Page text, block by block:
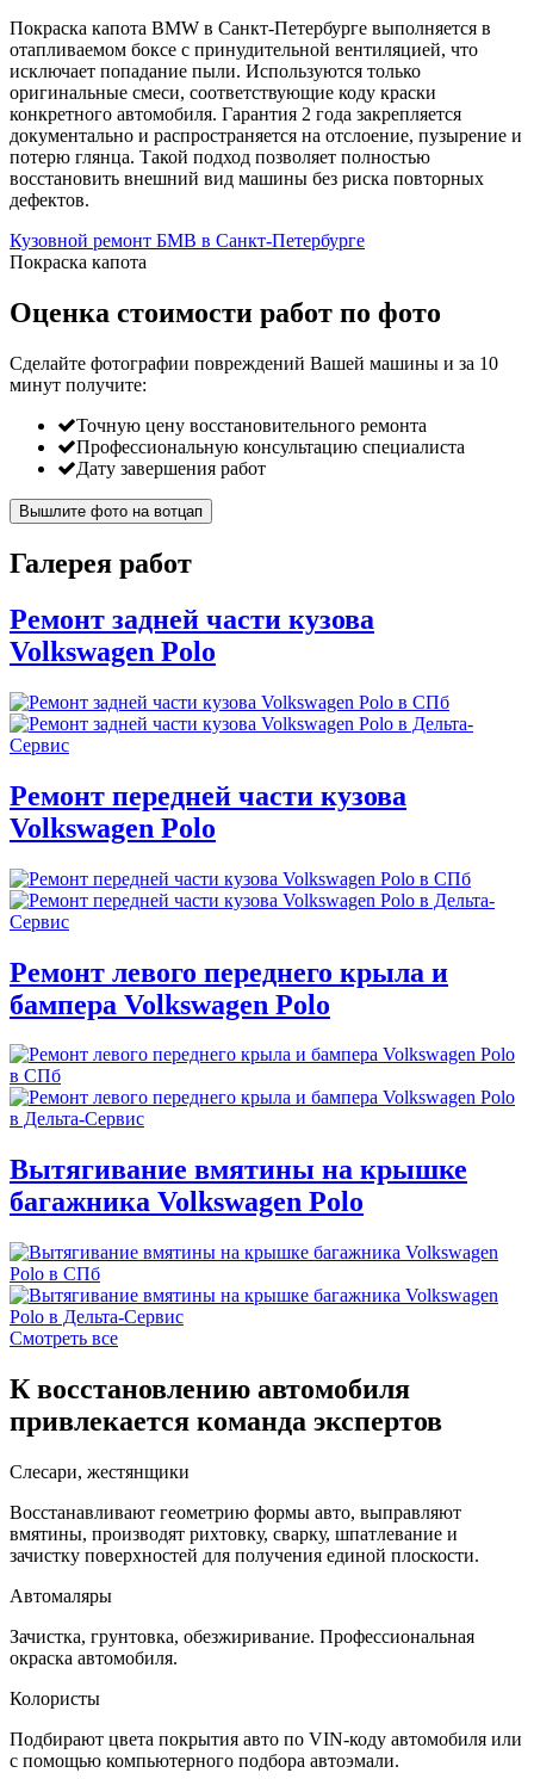
Покраска капота BMW в Санкт-Петербурге выполняется в
отапливаемом боксе с принудительной вентиляцией, что
исключает попадание пыли. Используются только
оригинальные смеси, соответствующие коду краски
конкретного автомобиля. Гарантия 2 года закрепляется
документально и распространяется на отслоение, пузырение и
потерю глянца. Такой подход позволяет полностью
восстановить внешний вид машины без риска повторных
дефектов.
Кузовной ремонт БМВ в Санкт-Петербурге
Покраска капота
Оценка стоимости работ по фото
Сделайте фотографии повреждений Вашей машины и за 10
минут получите:
Точную цену восстановительного ремонта
Профессиональную консультацию специалиста
Дату завершения работ
Вышлите фото на вотцап
Галерея работ
Ремонт задней части кузова
Volkswagen Polo
Ремонт передней части кузова
Volkswagen Polo
Ремонт левого переднего крыла и
бампера Volkswagen Polo
Вытягивание вмятины на крышке
багажника Volkswagen Polo
Смотреть все
К восстановлению автомобиля
привлекается команда экспертов
Слесари, жестянщики
Восстанавливают геометрию формы авто, выправляют
вмятины, производят рихтовку, сварку, шпатлевание и
зачистку поверхностей для получения единой плоскости.
Автомаляры
Зачистка, грунтовка, обезжиривание. Профессиональная
окраска автомобиля.
Колористы
Подбирают цвета покрытия авто по VIN-коду автомобиля или
с помощью компьютерного подбора автоэмали.